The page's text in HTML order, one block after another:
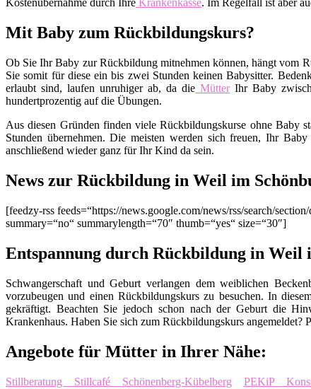
Kostenübernahme durch Ihre Krankenkasse. Im Regelfall ist aber
Mit Baby zum Rückbildungskurs?
Ob Sie Ihr Baby zur Rückbildung mitnehmen können, hängt vom
Sie somit für diese ein bis zwei Stunden keinen Babysitter.
erlaubt sind, laufen unruhiger ab, da die MütterIhr Baby
hundertprozentig auf die Übungen.
Aus diesen Gründen finden viele Rückbildungskurse ohne Baby
Stunden übernehmen. Die meisten werden sich freuen, Ihr
anschließend wieder ganz für Ihr Kind da sein.
News zur Rückbildung in Weil im
[feedzy-rss feeds=“https://news.google.com/news/rss/search/
summary=“no“ summarylength=“70″ thumb=“yes“ size=“30″]
Entspannung durch Rückbildung in Weil
Schwangerschaft und Geburt verlangen dem weiblichen
vorzubeugen und einen Rückbildungskurs zu besuchen. In
gekräftigt. Beachten Sie jedoch schon nach der Geburt die
Krankenhaus. Haben Sie sich zum Rückbildungskurs
Angebote für Mütter in Ihrer Nähe:
Stillberatung Stillcafé Schönenberg-Kübelberg PEKiP